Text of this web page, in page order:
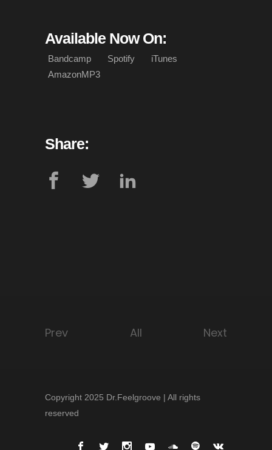
Available Now On:
Bandcamp Spotify
iTunes
AmazonMP3
Share:
Prev All Next
Copyright 2025 Dr.Feelgroove | All rights
reserved